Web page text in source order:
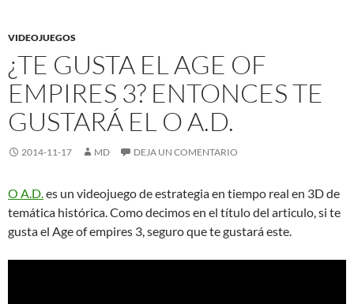
VIDEOJUEGOS
¿TE GUSTA EL AGE OF
EMPIRES 3? ENTONCES TE
GUSTARÁ EL O A.D.
2014-11-17 MD DEJA UN COMENTARIO
O A.D.es un videojuego de estrategia en tiempo real en 3D de
temática histórica. Como decimos en el título del articulo, si te
gusta el Age of empires 3, seguro que te gustará este.